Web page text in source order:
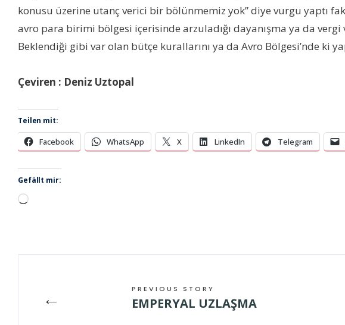
konusu üzerine utanç verici bir bölünmemiz yok” diye vurgu yaptı
avro para birimi bölgesi içerisinde arzuladığı dayanışma ya da
Beklendiği gibi var olan bütçe kurallarını ya da Avro Bölgesi’nde ki
Çeviren : Deniz Uztopal
Teilen mit:
Facebook WhatsApp X LinkedIn Telegram
Gefällt mir:
Wird
← PREVIOUS STORY
EMPERYAL UZLAŞMA